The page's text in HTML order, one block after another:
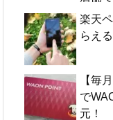
楽天
らえ
【毎
で
元！